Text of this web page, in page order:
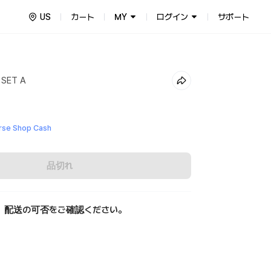
US カート MY ログイン サポート
SET A
Shop Cash
品切れ
配送の可否をご確認ください。